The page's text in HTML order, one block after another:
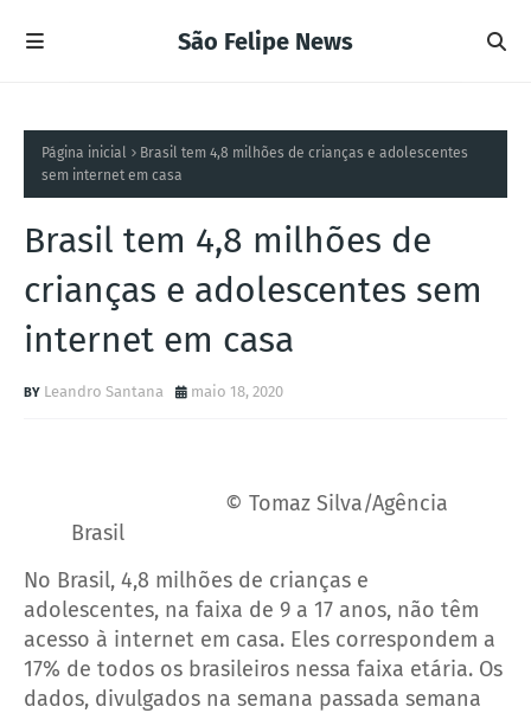
São Felipe News
Página inicial
Brasil tem 4,8 milhões de crianças e adolescentes
sem internet em casa
Brasil tem 4,8 milhões de
crianças e adolescentes sem
internet em casa
Leandro Santana maio 18, 2020
© Tomaz Silva/Agência
Brasil
No Brasil, 4,8 milhões de crianças e
adolescentes, na faixa de 9 a 17 anos, não têm
acesso à internet em casa. Eles correspondem a
17% de todos os brasileiros nessa faixa etária. Os
dados, divulgados na semana passada semana